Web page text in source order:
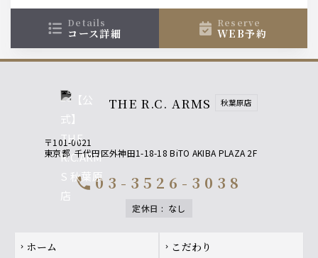
福の美食時間を。
details
コース詳細
reserve
WEB予約
THE R.C. ARMS 秋葉原店
〒101-0021
東京都 千代田区外神田1-18-18 BiTO AKIBA PLAZA 2F
call 03-3526-3038
定休日 : なし
Footer navigation
chevron_right ホーム chevron_right こだわり